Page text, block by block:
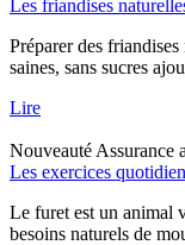
Les friandises
Préparer des
saines, sans sucres
Lire
Nouveauté Assurance
Les exercices
Le furet est un animal
besoins naturels de